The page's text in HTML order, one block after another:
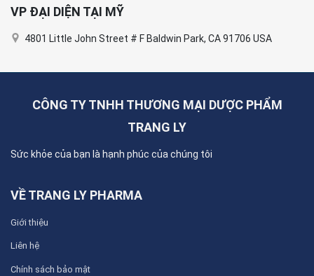
VP ĐẠI DIỆN TẠI MỸ
4801 Little John Street # F Baldwin Park, CA 91706 USA
CÔNG TY TNHH THƯƠNG MẠI DƯỢC PHẨM
TRANG LY
Sức khỏe của bạn là hạnh phúc của chúng tôi
VỀ TRANG LY PHARMA
Giới thiệu
Liên hệ
Chính sách bảo mật